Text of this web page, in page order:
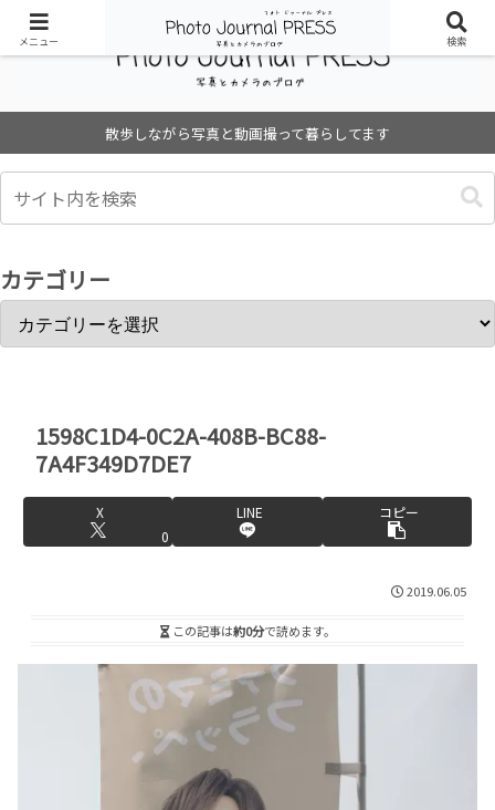
散歩しながら写真と動画撮って暮らしてます
カテゴリー
1598C1D4-0C2A-408B-BC88-
7A4F349D7DE7
X
0
LINE コピー
2019.06.05
この記事は約0分で読めます。
メニュー 検索